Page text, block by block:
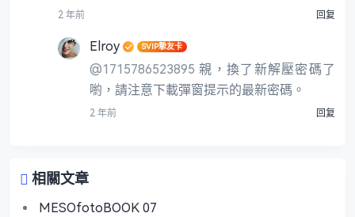
2 年前 回复
Elroy SVIP摯友卡
@1715786523895 親，換了新解壓密碼了
喲，請注意下載彈窗提示的最新密碼。
2 年前 回复
相關文章
MESOfotoBOOK 07